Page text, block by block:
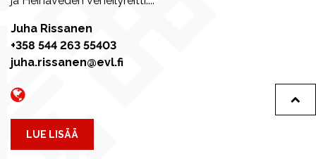
Juha Rissanen
+358 544 263 55403
juha.rissanen@evl.fi
LUE LISÄÄ